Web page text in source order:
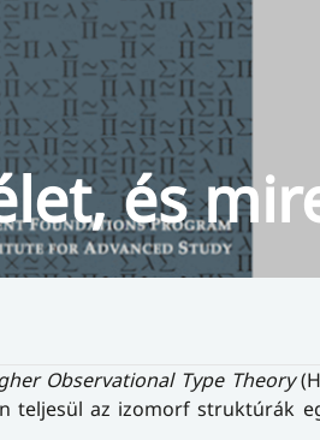
és
Observational Type Theory
teljesül az izomorf struktúrák